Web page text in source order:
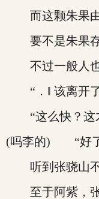
而这颗朱果由
要不是朱果存
不过一般人也
“．‖ 该离开了
“这么快？这
(吗李的) “好了
听到张骁山不
至于阿紫，张